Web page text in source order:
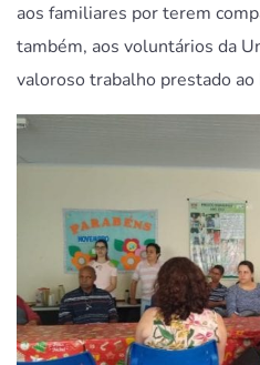
aos familiares por terem
também, aos voluntários da
valoroso trabalho prestado ao